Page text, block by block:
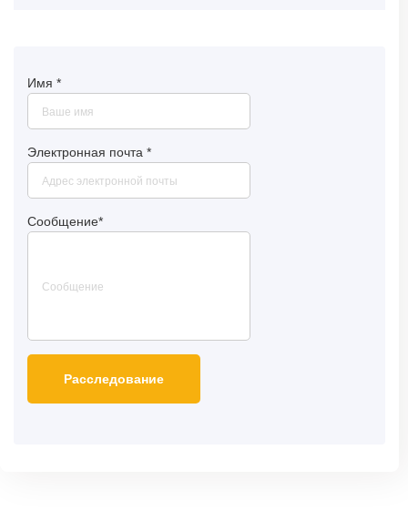
Имя *
Электронная почта *
Сообщение*